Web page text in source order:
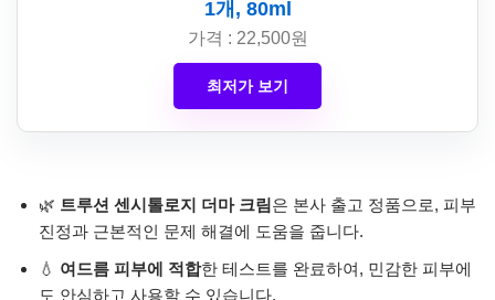
1개, 80ml
가격 : 22,500원
최저가 보기
🌿 트루션 센시톨로지 더마 크림은 본사 출고 정품으로, 피부
진정과 근본적인 문제 해결에 도움을 줍니다.
💧 여드름 피부에 적합한 테스트를 완료하여, 민감한 피부에
도 안심하고 사용할 수 있습니다.